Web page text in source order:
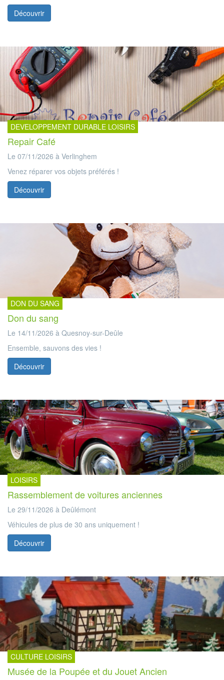
Découvrir
DEVELOPPEMENT DURABLE LOISIRS
Repair Café
Le 07/11/2026 à Verlinghem
Venez réparer vos objets préférés !
Découvrir
DON DU SANG
Don du sang
Le 14/11/2026 à Quesnoy-sur-Deûle
Ensemble, sauvons des vies !
Découvrir
LOISIRS
Rassemblement de voitures anciennes
Le 29/11/2026 à Deûlémont
Véhicules de plus de 30 ans uniquement !
Découvrir
CULTURE LOISIRS
Musée de la Poupée et du Jouet Ancien